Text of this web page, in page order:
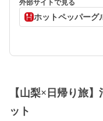
外部サイトで見る
ホットペッパーグ
【山梨×日帰り旅
ット